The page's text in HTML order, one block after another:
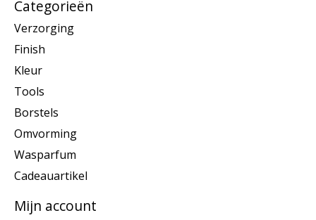
Categorieën
Verzorging
Finish
Kleur
Tools
Borstels
Omvorming
Wasparfum
Cadeauartikel
Mijn account